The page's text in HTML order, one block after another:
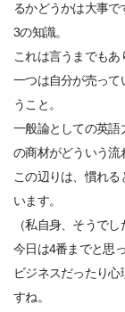
るかどうかは大事で
3の知識。
これは言うまでもあ
一つは自分が売って
うこと。
一般論としての英語
の商材がどういう流
この辺りは、慣れ
います。
（私自身、そうでし
今日は4番までと思
ビジネスだったり
すね。